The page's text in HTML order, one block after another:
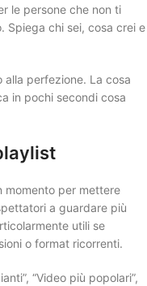
le persone che non ti
Spiega chi sei, cosa crei e
perfezione. La cosa
in pochi secondi cosa
momento per mettere
a guardare più
utili se
o format ricorrenti.
“Video più popolari”,